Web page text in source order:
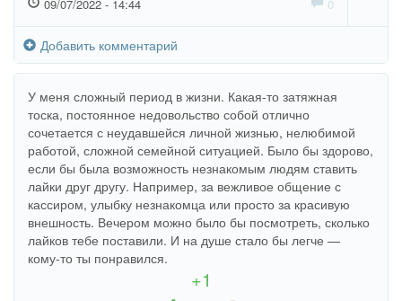
09/07/2022 - 14:44 0
Добавить комментарий
У меня сложный период в жизни. Какая-то затяжная
тоска, постоянное недовольство собой отлично
сочетается с неудавшейся личной жизнью, нелюбимой
работой, сложной семейной ситуацией. Было бы здорово,
если бы была возможность незнакомым людям ставить
лайки друг другу. Например, за вежливое общение с
кассиром, улыбку незнакомца или просто за красивую
внешность. Вечером можно было бы посмотреть, сколько
лайков тебе поставили. И на душе стало бы легче —
кому-то ты понравился.
+1